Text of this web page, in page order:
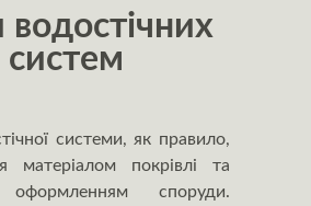
водостічних
систем
системи, як правило,
матеріалом покрівлі та
оформленням споруди.